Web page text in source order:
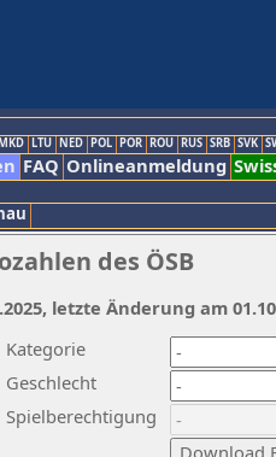
LTU NED POL POR ROU RUS SRB SVK
FAQ Onlineanmeldung
des ÖSB
Kategorie
Geschlecht
Spielberechtigung
letzte Änderung am